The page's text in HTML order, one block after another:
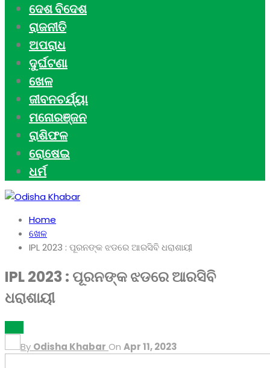
ଦେଶ ବିଦେଶ
ରାଜନୀତି
ଅପରାଧ
ଦୁର୍ଘଟଣା
ଖେଳ
ଜୀବନଚର୍ଯ୍ୟା
ମନୋରଞ୍ଜନ
ରାଶିଫଳ
ରୋଷେଇ
ଧର୍ମ
Home
ଖେଳ
IPL 2023 : ପୂରନଙ୍କ ଝଡରେ ଆରସିବି ଧରାଶାୟୀ
IPL 2023 : ପୂରନଙ୍କ ଝଡରେ ଆରସିବି
ଧରାଶାୟୀ
By Odisha Khabar On Apr 11, 2023